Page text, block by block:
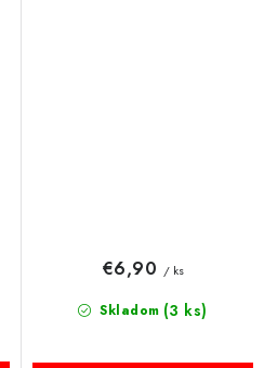
Skladom (3 ks)
€6,90 / ks